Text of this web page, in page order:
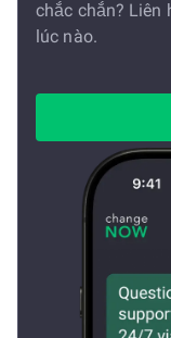
chắc chắn?
lúc nào.